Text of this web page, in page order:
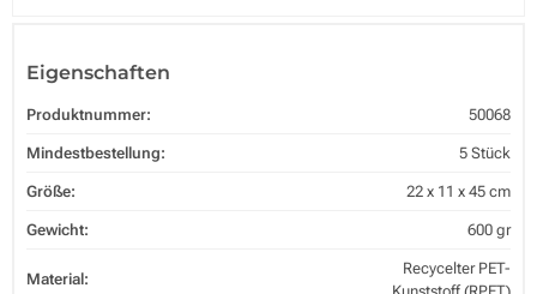
Eigenschaften
Produktnummer: 50068
Mindestbestellung: 5 Stück
Größe: 22 x 11 x 45 cm
Gewicht: 600 gr
Material:
Recycelter PET-